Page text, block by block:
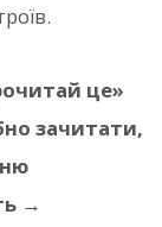
це»
зачитати,
→